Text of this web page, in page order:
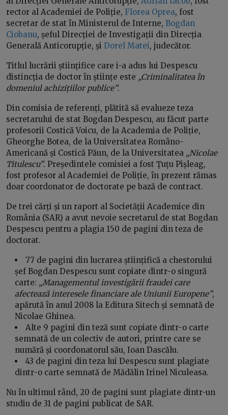
rector al Academiei de Poliție, Florea Oprea, fost
secretar de stat în Ministerul de Interne, Bogdan
Ciobanu, șeful Direcției de Investigații din Direcția
Generală Anticorupție, și Dorel Matei, judecător.
Titlul lucrării științifice care i-a adus lui Despescu
distincția de doctor în științe este „Criminalitatea în
domeniul achizițiilor publice”.
Din comisia de referenți, plătită să evalueze teza
secretarului de stat Bogdan Despescu, au făcut parte
profesorii Costică Voicu, de la Academia de Poliție,
Gheorghe Botea, de la Universitatea Româno-
Americană și Costică Păun, de la Universitatea „Nicolae
Titulescu”. Președintele comisiei a fost Țuțu Pișleag,
fost profesor al Academiei de Poliție, în prezent rămas
doar coordonator de doctorate pe bază de contract.
De trei cărți și un raport al Societății Academice din
România (SAR) a avut nevoie secretarul de stat Bogdan
Despescu pentru a plagia 150 de pagini din teza de
doctorat.
77 de pagini din lucrarea științifică a chestorului
șef Bogdan Despescu sunt copiate dintr-o singură
carte: „Managementul investigării fraudei care
afectează interesele financiare ale Uniunii Europene”,
apărută în anul 2008 la Editura Sitech și semnată de
Nicolae Ghinea.
Alte 9 pagini din teză sunt copiate dintr-o carte
semnată de un colectiv de autori, printre care se
numără și coordonatorul său, Ioan Dascălu.
43 de pagini din teza lui Despescu sunt plagiate
dintr-o carte semnată de Mădălin Irinel Niculeasa.
Nu în ultimul rând, 20 de pagini sunt plagiate dintr-un
studiu de 31 de pagini publicat de SAR.